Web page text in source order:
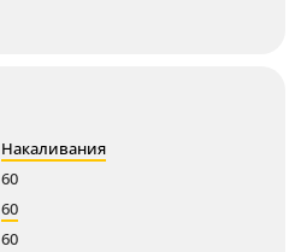
Накаливания
60
60
60